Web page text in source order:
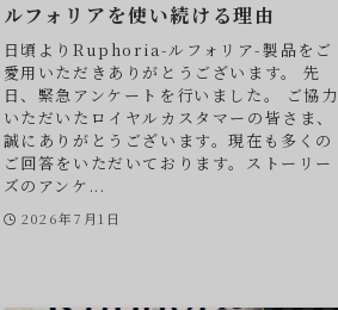
ルフォリアを使い続ける理由
日頃よりRuphoria-ルフォリア-製品をご
愛用いただきありがとうございます。 先
日、緊急アンケートを行いました。 ご協力
いただいたロイヤルカスタマーの皆さま、
誠にありがとうございます。現在も多くの
ご回答をいただいております。ストーリー
ズのアンケ...
2026年7月1日